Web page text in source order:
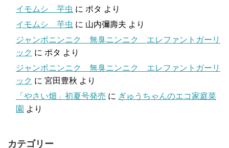
イモムシ 芋虫 に ポタ より
イモムシ 芋虫 に 山内彌壽夫 より
ジャンボニンニク 無臭ニンニク エレファントガーリ
ック に ポタ より
ジャンボニンニク 無臭ニンニク エレファントガーリ
ック に 宮田豊秋 より
「やさい畑」初夏号発売 に ぎゅうちゃんのエコ家庭菜
園 より
カテゴリー